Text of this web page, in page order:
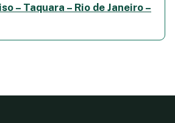
– Taquara – Rio de Janeiro –